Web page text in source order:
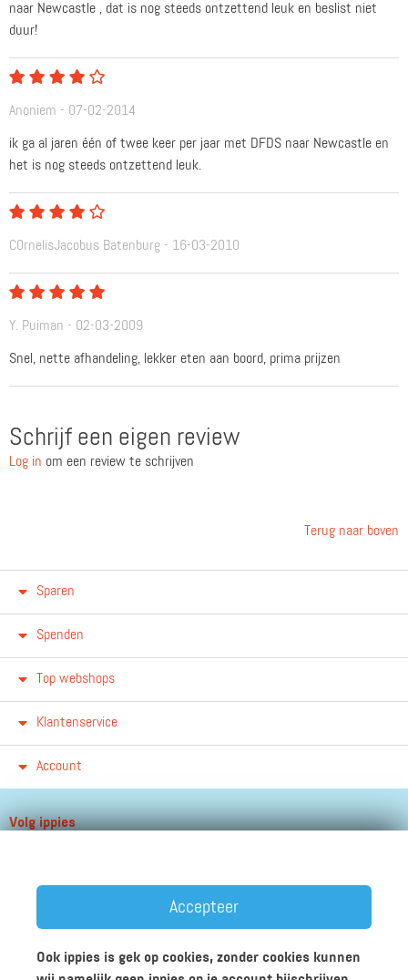
naar Newcastle , dat is nog steeds ontzettend leuk en beslist niet
duur!
Anoniem - 07-02-2014
ik ga al jaren één of twee keer per jaar met DFDS naar Newcastle en
het is nog steeds ontzettend leuk.
C0rnelisJacobus Batenburg - 16-03-2010
Y. Puiman - 02-03-2009
Snel, nette afhandeling, lekker eten aan boord, prima prijzen
Schrijf een eigen review
Log in om een review te schrijven
Terug naar boven
Sparen
Spenden
Top webshops
Klantenservice
Account
Volg ippies
Accepteer
Ook ippies is gek op cookies, zonder cookies kunnen